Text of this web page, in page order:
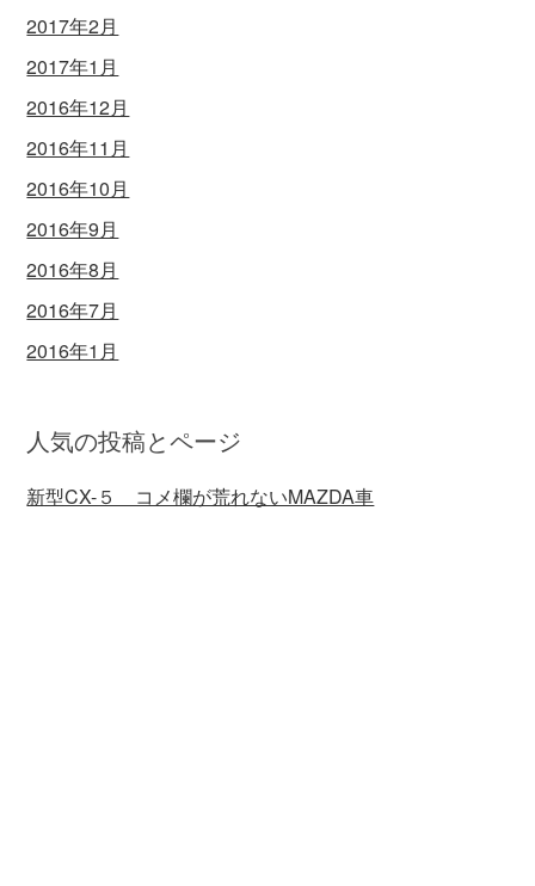
2017年2月
2017年1月
2016年12月
2016年11月
2016年10月
2016年9月
2016年8月
2016年7月
2016年1月
人気の投稿とページ
新型CX-５ コメ欄が荒れないMAZDA車